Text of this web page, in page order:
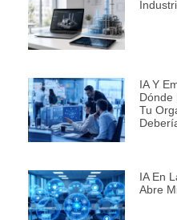
IA Y
Dónde
Tu
IA En
Abre